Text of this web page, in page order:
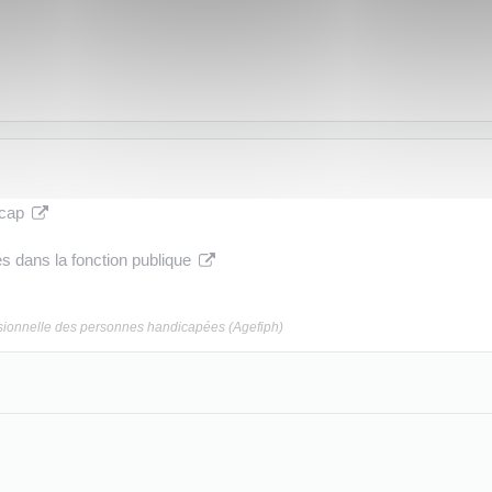
dans la fonction publique
des personnes handicapées (Agefiph)